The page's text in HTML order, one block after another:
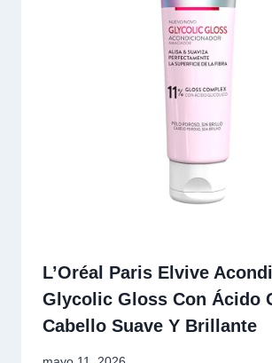
L’Oréal Paris Elvive
Glycolic Gloss Con Ácido
Cabello Suave Y Brillante